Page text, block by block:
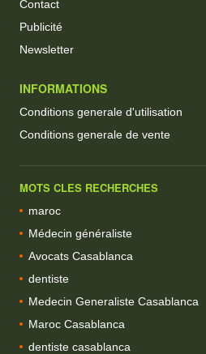
Contact
Publicité
Newsletter
INFORMATIONS
Conditions generale d'utilisation
Conditions generale de vente
MOTS CLES RECHERCHES
maroc
Médecin généraliste
Avocats Casablanca
dentiste
Medecin Generaliste Casablanca
Maroc Casablanca
dentiste casablanca